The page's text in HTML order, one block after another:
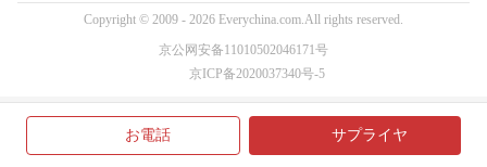
お電話 サプライヤ
Copyright © 2009 - 2026 Everychina.com.All rights reserved.
京公网安备11010502046171号
京ICP备2020037340号-5